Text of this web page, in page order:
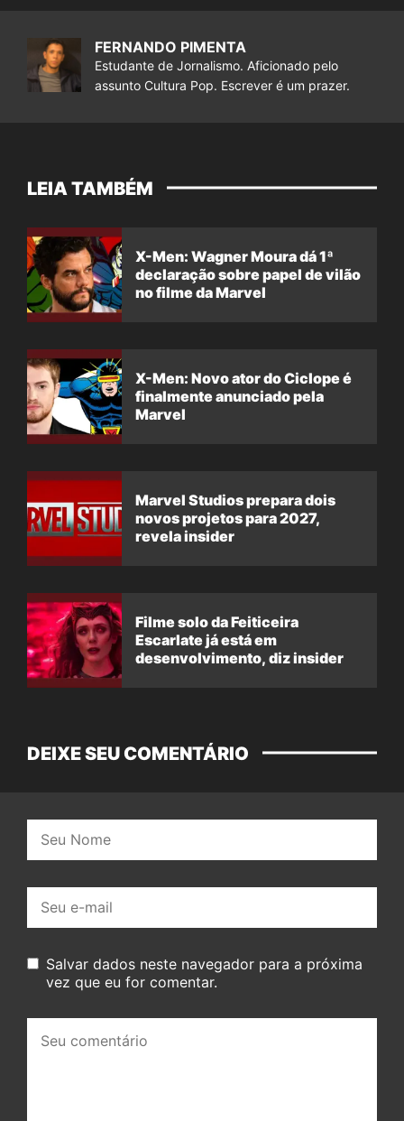
FERNANDO PIMENTA
Estudante de Jornalismo. Aficionado pelo
assunto Cultura Pop. Escrever é um prazer.
LEIA TAMBÉM
X-Men: Wagner Moura dá 1ª
declaração sobre papel de vilão
no filme da Marvel
X-Men: Novo ator do Ciclope é
finalmente anunciado pela
Marvel
Marvel Studios prepara dois
novos projetos para 2027,
revela insider
Filme solo da Feiticeira
Escarlate já está em
desenvolvimento, diz insider
DEIXE SEU COMENTÁRIO
mail:
Salvar dados neste navegador para a próxima
vez que eu for comentar.
comentário: